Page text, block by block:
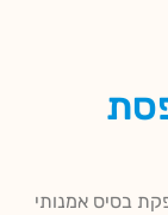
בסיס אמנותי